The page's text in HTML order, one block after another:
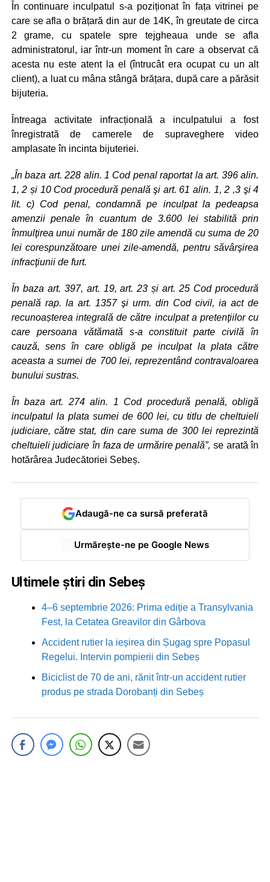
În continuare inculpatul s-a poziționat în fața vitrinei pe
care se afla o brățară din aur de 14K, în greutate de circa
2 grame, cu spatele spre tejgheaua unde se afla
administratorul, iar într-un moment în care a observat că
acesta nu este atent la el (întrucât era ocupat cu un alt
client), a luat cu mâna stângă brățara, după care a părăsit
bijuteria.
Întreaga activitate infracțională a inculpatului a fost
înregistrată de camerele de supraveghere video
amplasate în incinta bijuteriei.
„În baza art. 228 alin. 1 Cod penal raportat la art. 396 alin.
1, 2 și 10 Cod procedură penală şi art. 61 alin. 1, 2 ,3 şi 4
lit. c) Cod penal, condamnă pe inculpat la pedeapsa
amenzii penale în cuantum de 3.600 lei stabilită prin
înmulţirea unui număr de 180 zile amendă cu suma de 20
lei corespunzătoare unei zile-amendă, pentru săvârşirea
infracţiunii de furt.
În baza art. 397, art. 19, art. 23 și art. 25 Cod procedură
penală rap. la art. 1357 şi urm. din Cod civil, ia act de
recunoașterea integrală de către inculpat a pretenţiilor cu
care persoana vătămată s-a constituit parte civilă în
cauză, sens în care obligă pe inculpat la plata către
aceasta a sumei de 700 lei, reprezentând contravaloarea
bunului sustras.
În baza art. 274 alin. 1 Cod procedură penală, obligă
inculpatul la plata sumei de 600 lei, cu titlu de cheltuieli
judiciare, către stat, din care suma de 300 lei reprezintă
cheltuieli judiciare în faza de urmărire penală”, se arată în
hotărârea Judecătoriei Sebeș.
Adaugă-ne ca sursă preferată
Urmărește-ne pe Google News
Ultimele știri din Sebeș
4–6 septembrie 2026: Prima ediție a Transylvania
Fest, la Cetatea Greavilor din Gârbova
Accident rutier la ieșirea din Șugag spre Popasul
Regelui. Intervin pompierii din Sebeș
Biciclist de 70 de ani, rănit într-un accident rutier
produs pe strada Dorobanți din Sebeș